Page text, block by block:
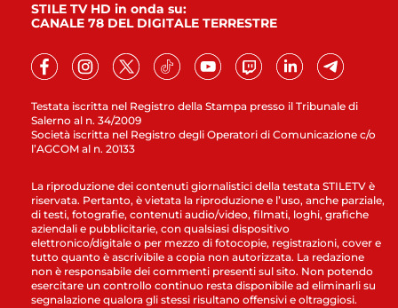
Testata iscritta nel Registro della Stampa presso il Tribunale di
Salerno al n. 34/2009
Società iscritta nel Registro degli Operatori di Comunicazione c/o
l’AGCOM al n. 20133
STILE TV HD in onda su:
CANALE 78 DEL DIGITALE TERRESTRE
La riproduzione dei contenuti giornalistici della testata STILETV è
riservata. Pertanto, è vietata la riproduzione e l’uso, anche parziale,
di testi, fotografie, contenuti audio/video, filmati, loghi, grafiche
aziendali e pubblicitarie, con qualsiasi dispositivo
elettronico/digitale o per mezzo di fotocopie, registrazioni, cover e
tutto quanto è ascrivibile a copia non autorizzata. La redazione
non è responsabile dei commenti presenti sul sito. Non potendo
esercitare un controllo continuo resta disponibile ad eliminarli su
segnalazione qualora gli stessi risultano offensivi e oltraggiosi.